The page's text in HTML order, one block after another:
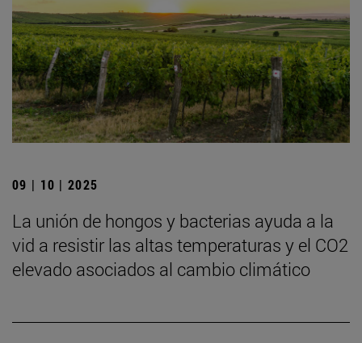
09 | 10 | 2025
La unión de hongos y bacterias ayuda a la
vid a resistir las altas temperaturas y el CO2
elevado asociados al cambio climático